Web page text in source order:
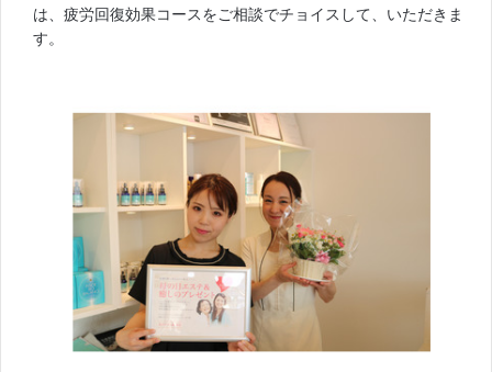
は、疲労回復効果コースをご相談でチョイスして、いただきま
す。